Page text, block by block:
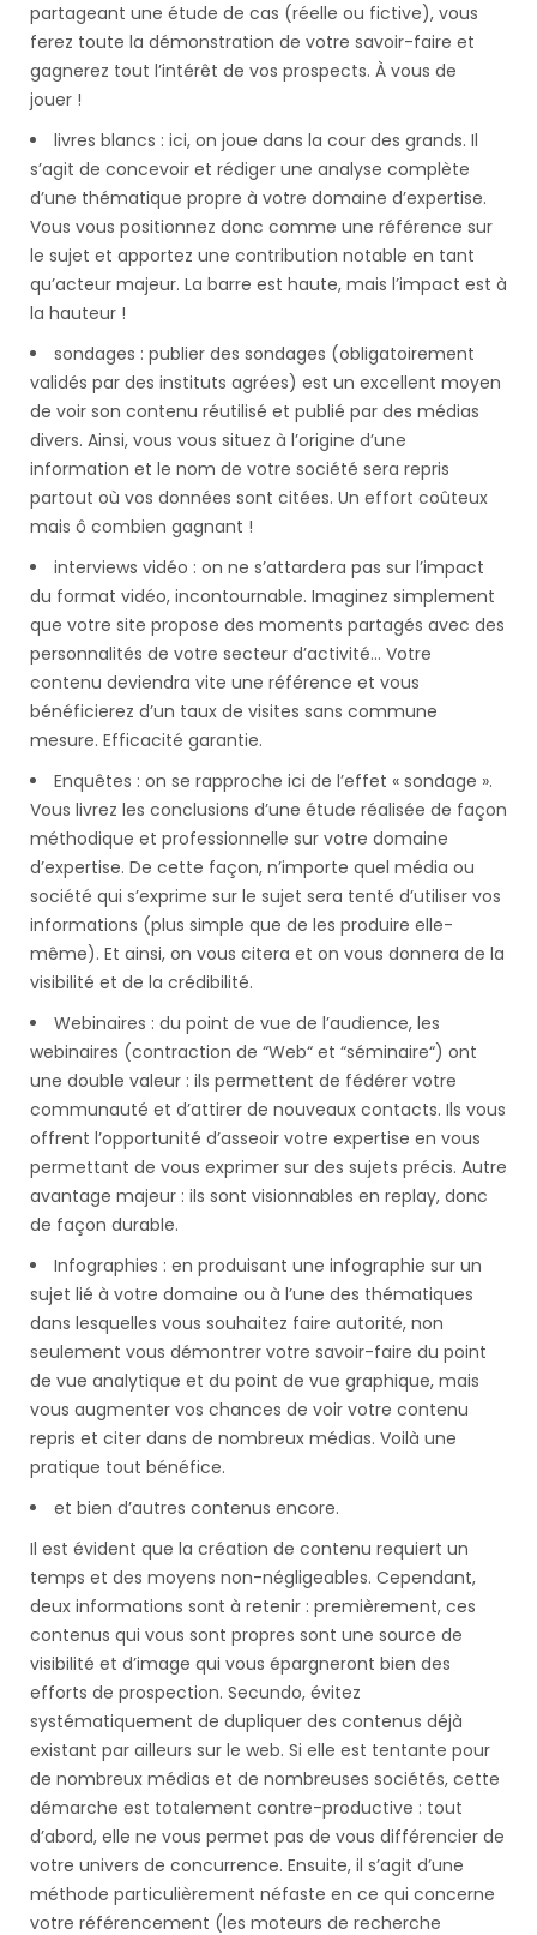
partageant une étude de cas (réelle ou fictive), vous
ferez toute la démonstration de votre savoir-faire et
gagnerez tout l’intérêt de vos prospects. À vous de
jouer !
livres blancs : ici, on joue dans la cour des grands. Il
s’agit de concevoir et rédiger une analyse complète
d’une thématique propre à votre domaine d’expertise.
Vous vous positionnez donc comme une référence sur
le sujet et apportez une contribution notable en tant
qu’acteur majeur. La barre est haute, mais l’impact est à
la hauteur !
sondages : publier des sondages (obligatoirement
validés par des instituts agrées) est un excellent moyen
de voir son contenu réutilisé et publié par des médias
divers. Ainsi, vous vous situez à l’origine d’une
information et le nom de votre société sera repris
partout où vos données sont citées. Un effort coûteux
mais ô combien gagnant !
interviews vidéo : on ne s’attardera pas sur l’impact
du format vidéo, incontournable. Imaginez simplement
que votre site propose des moments partagés avec des
personnalités de votre secteur d’activité… Votre
contenu deviendra vite une référence et vous
bénéficierez d’un taux de visites sans commune
mesure. Efficacité garantie.
Enquêtes : on se rapproche ici de l’effet « sondage ».
Vous livrez les conclusions d’une étude réalisée de façon
méthodique et professionnelle sur votre domaine
d’expertise. De cette façon, n’importe quel média ou
société qui s’exprime sur le sujet sera tenté d’utiliser vos
informations (plus simple que de les produire elle-
même). Et ainsi, on vous citera et on vous donnera de la
visibilité et de la crédibilité.
Webinaires : du point de vue de l’audience, les
webinaires (contraction de “Web“ et “séminaire“) ont
une double valeur : ils permettent de fédérer votre
communauté et d’attirer de nouveaux contacts. Ils vous
offrent l’opportunité d’asseoir votre expertise en vous
permettant de vous exprimer sur des sujets précis. Autre
avantage majeur : ils sont visionnables en replay, donc
de façon durable.
Infographies : en produisant une infographie sur un
sujet lié à votre domaine ou à l’une des thématiques
dans lesquelles vous souhaitez faire autorité, non
seulement vous démontrer votre savoir-faire du point
de vue analytique et du point de vue graphique, mais
vous augmenter vos chances de voir votre contenu
repris et citer dans de nombreux médias. Voilà une
pratique tout bénéfice.
et bien d’autres contenus encore.
Il est évident que la création de contenu requiert un
temps et des moyens non-négligeables. Cependant,
deux informations sont à retenir : premièrement, ces
contenus qui vous sont propres sont une source de
visibilité et d’image qui vous épargneront bien des
efforts de prospection. Secundo, évitez
systématiquement de dupliquer des contenus déjà
existant par ailleurs sur le web. Si elle est tentante pour
de nombreux médias et de nombreuses sociétés, cette
démarche est totalement contre-productive : tout
d’abord, elle ne vous permet pas de vous différencier de
votre univers de concurrence. Ensuite, il s’agit d’une
méthode particulièrement néfaste en ce qui concerne
votre référencement (les moteurs de recherche